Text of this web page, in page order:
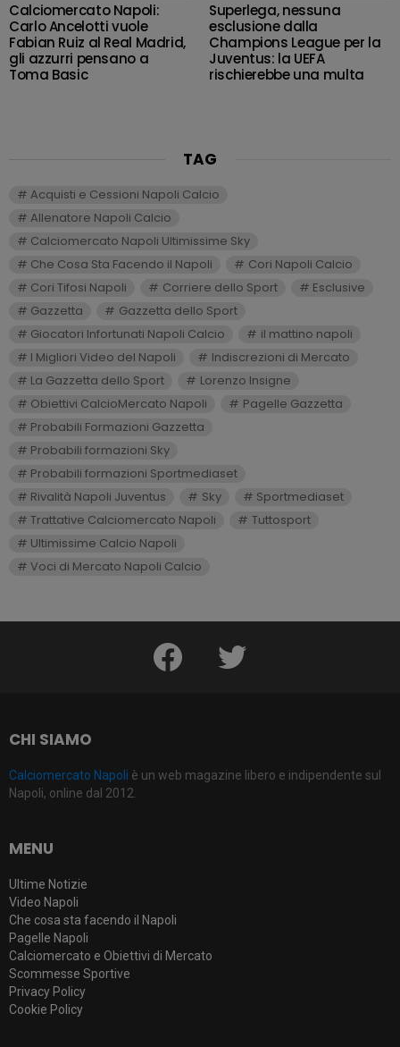
Calciomercato Napoli:
Carlo Ancelotti vuole
Fabian Ruiz al Real Madrid,
gli azzurri pensano a
Toma Basic
Superlega, nessuna
esclusione dalla
Champions League per la
Juventus: la UEFA
rischierebbe una multa
TAG
Acquisti e Cessioni Napoli Calcio
Allenatore Napoli Calcio
Calciomercato Napoli Ultimissime Sky
Che Cosa Sta Facendo il Napoli
Cori Napoli Calcio
Cori Tifosi Napoli
Corriere dello Sport
Esclusive
Gazzetta
Gazzetta dello Sport
Giocatori Infortunati Napoli Calcio
il mattino napoli
I Migliori Video del Napoli
Indiscrezioni di Mercato
La Gazzetta dello Sport
Lorenzo Insigne
Obiettivi CalcioMercato Napoli
Pagelle Gazzetta
Probabili Formazioni Gazzetta
Probabili formazioni Sky
Probabili formazioni Sportmediaset
Rivalità Napoli Juventus
Sky
Sportmediaset
Trattative Calciomercato Napoli
Tuttosport
Ultimissime Calcio Napoli
Voci di Mercato Napoli Calcio
facebook twitter
CHI SIAMO
Calciomercato Napoli è un web magazine libero e indipendente sul
Napoli, online dal 2012.
MENU
Ultime Notizie
Video Napoli
Che cosa sta facendo il Napoli
Pagelle Napoli
Calciomercato e Obiettivi di Mercato
Scommesse Sportive
Privacy Policy
Cookie Policy